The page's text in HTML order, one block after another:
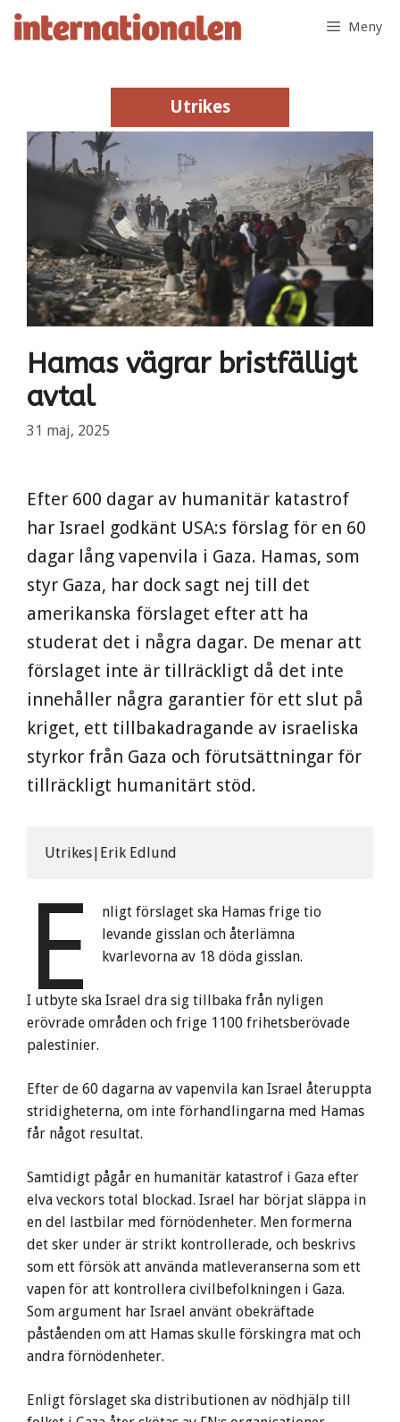
Hoppa
Meny
Utrikes
Utrikes
Hamas vägrar bristfälligt
avtal
31 maj, 2025
Efter 600 dagar av humanitär katastrof
har Israel godkänt USA:s förslag för en 60
dagar lång vapenvila i Gaza. Hamas, som
styr Gaza, har dock sagt nej till det
amerikanska förslaget efter att ha
studerat det i några dagar. De menar att
förslaget inte är tillräckligt då det inte
innehåller några garantier för ett slut på
kriget, ett tillbakadragande av israeliska
styrkor från Gaza och förutsättningar för
tillräckligt humanitärt stöd.
Utrikes|Erik Edlund
E
nligt förslaget ska Hamas frige tio
levande gisslan och återlämna
kvarlevorna av 18 döda gisslan.
I utbyte ska Israel dra sig tillbaka från nyligen
erövrade områden och frige 1100 frihetsberövade
palestinier.
Efter de 60 dagarna av vapenvila kan Israel återuppta
stridigheterna, om inte förhandlingarna med Hamas
får något resultat.
Samtidigt pågår en humanitär katastrof i Gaza efter
elva veckors total blockad. Israel har börjat släppa in
en del lastbilar med förnödenheter. Men formerna
det sker under är strikt kontrollerade, och beskrivs
som ett försök att använda matleveranserna som ett
vapen för att kontrollera civilbefolkningen i Gaza.
Som argument har Israel använt obekräftade
påståenden om att Hamas skulle förskingra mat och
andra förnödenheter.
Enligt förslaget ska distributionen av nödhjälp till